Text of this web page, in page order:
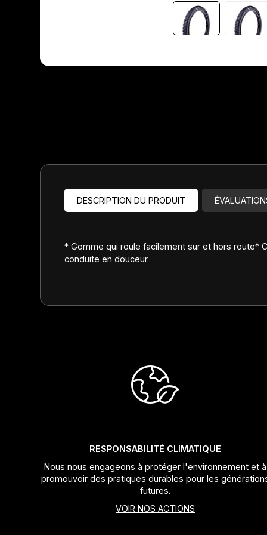
DESCRIPTION DU PRODUIT
* Gomme qui roule facilement sur et hors route*
conduite en douceur
RESPONSABILITÉ CLIMATIQUE
Nous nous engageons à protéger l'environnement et à
promouvoir des pratiques durables pour les
futures.
VOIR NOS ACTIONS
Fourches